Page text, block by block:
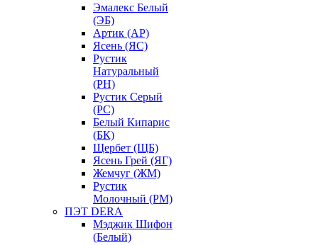
Эмалекс Белый
(ЭБ)
Артик (АР)
Ясень (ЯС)
Рустик
Натуральный
(РН)
Рустик Серый
(РС)
Белый Кипарис
(БК)
Щербет (ЩБ)
Ясень Грей (ЯГ)
Жемчуг (ЖМ)
Рустик
Молочный (РМ)
ПЭТ DERA
Мэджик Шифон
(Белый)